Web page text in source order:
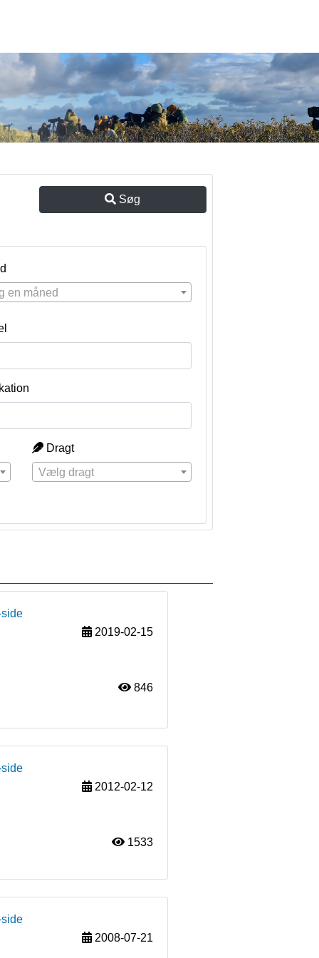
Søg
en måned
Dragt
Vælg dragt
2019-02-15
846
2012-02-12
1533
2008-07-21